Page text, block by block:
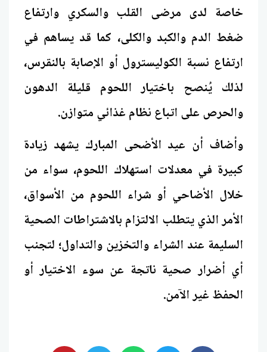
خاصة لدى مرضى القلب والسكري وارتفاع
ضغط الدم والكبد والكلى، كما قد يساهم في
ارتفاع نسبة الكوليسترول أو الإصابة بالنقرس،
لذلك يُنصح باختيار اللحوم قليلة الدهون
والحرص على اتباع نظام غذائي متوازن.
وأضاف أن عيد الأضحى المبارك يشهد زيادة
كبيرة في معدلات استهلاك اللحوم، سواء من
خلال الأضاحي أو شراء اللحوم من الأسواق،
الأمر الذي يتطلب الالتزام بالاشتراطات الصحية
السليمة عند الشراء والتخزين والتداول؛ لتجنب
أي أضرار صحية ناتجة عن سوء الاختيار أو
الحفظ غير الآمن.